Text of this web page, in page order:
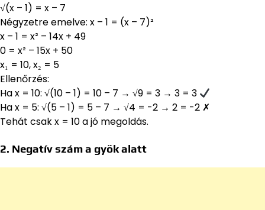
√(x – 1) = x – 7
Négyzetre emelve: x – 1 = (x – 7)²
x – 1 = x² – 14x + 49
0 = x² – 15x + 50
x₁ = 10, x₂ = 5
Ellenőrzés:
Ha x = 10: √(10 – 1) = 10 – 7 → √9 = 3 → 3 = 3
Ha x = 5: √(5 – 1) = 5 – 7 → √4 = -2 → 2 = -2 ✗
Tehát csak x = 10 a jó megoldás.
2. Negatív szám a gyök alatt